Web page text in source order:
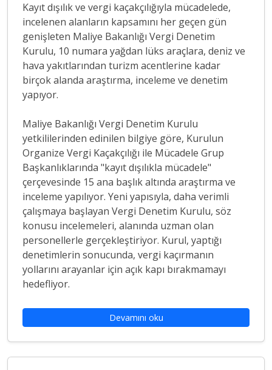
Kayıt dışılık ve vergi kaçakçılığıyla mücadelede,
incelenen alanların kapsamını her geçen gün
genişleten Maliye Bakanlığı Vergi Denetim
Kurulu, 10 numara yağdan lüks araçlara, deniz ve
hava yakıtlarından turizm acentlerine kadar
birçok alanda araştırma, inceleme ve denetim
yapıyor.
Maliye Bakanlığı Vergi Denetim Kurulu
yetkililerinden edinilen bilgiye göre, Kurulun
Organize Vergi Kaçakçılığı ile Mücadele Grup
Başkanlıklarında "kayıt dışılıkla mücadele"
çerçevesinde 15 ana başlık altında araştırma ve
inceleme yapılıyor. Yeni yapısıyla, daha verimli
çalışmaya başlayan Vergi Denetim Kurulu, söz
konusu incelemeleri, alanında uzman olan
personellerle gerçekleştiriyor. Kurul, yaptığı
denetimlerin sonucunda, vergi kaçırmanın
yollarını arayanlar için açık kapı bırakmamayı
hedefliyor.
Devamını oku